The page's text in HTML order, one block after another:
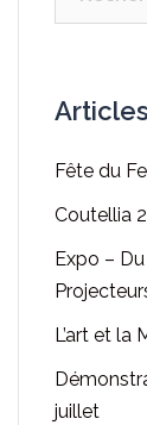
Fête du
Coutellia
Expo –
L’art et la
juillet